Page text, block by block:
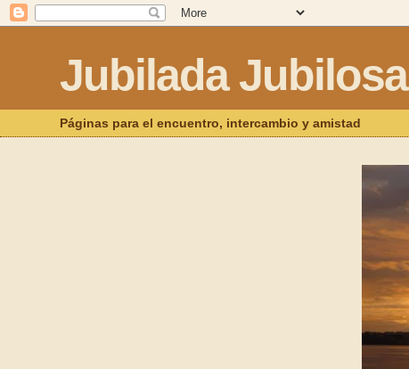
Jubilada Jubilosa
Páginas para el encuentro, intercambio y amistad